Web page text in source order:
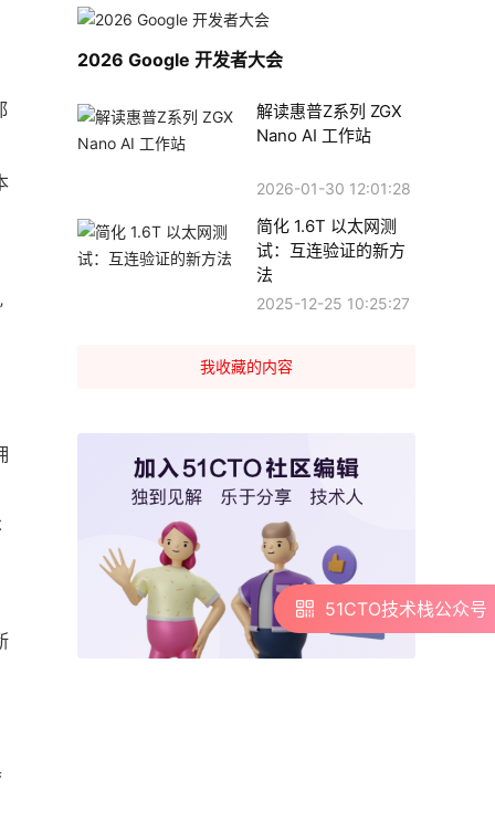
2026 Google 开发者大会
解读惠普Z系列 ZGX
Nano AI 工作站
2026-01-30 12:01:28
简化 1.6T 以太网测
试：互连验证的新方
法
2025-12-25 10:25:27
我收藏的内容
51CTO技术栈公众号
51CTO技术栈公众号